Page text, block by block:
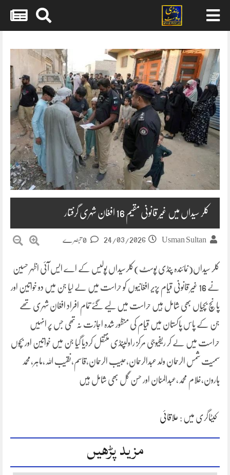
content
کلر سیداں میں غیر قانونی مقیم 16 افغان شہری گرفتار
Usman Sultan
24/03/2026
کلر سیداں(نمائندہ پنڈی پوسٹ)کلرسیداں پولیس کے اے ایس آئی اظہر حسین
نے 16 غیر قانونی قیام پزیر افغانیوں کو حراست میں لے لیا جن میں دو خواتین اور
پانچ بچیاں بھی شامل ہیں حراست میں لیے گئے تمام افراد افغان شہری تھے
جن کے پاس پاکستان میں قیام کی منظور شدہ اجازت نہ تھی جس پر انہیں
حراست میں لے کر ریفیوجی مرکز راولپنڈی منتقل کردیا گیا جن میں خواتین اور بچوں
سمیت شمس الرحمان ولد عبدالرحمان،حبیب الرحمان،قاسم،نقیب اللہ،ماہر،محمد
ہارون،غلام محمد،عبدالمنان اور حسن گل بھی شامل ہیں
کیٹاگری میں : علاقائی
مزید پڑھیں